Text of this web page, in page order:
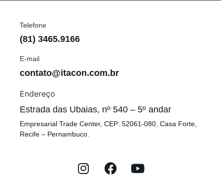
Telefone
(81) 3465.9166
E-mail
contato@itacon.com.br
Endereço
Estrada das Ubaias, nº 540 – 5º andar
Empresarial Trade Center, CEP: 52061-080, Casa Forte,
Recife – Pernambuco.